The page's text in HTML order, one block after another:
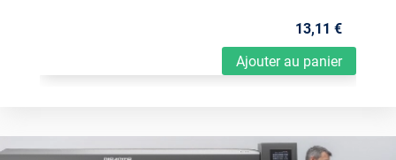
Ajouter au panier
13,11 €